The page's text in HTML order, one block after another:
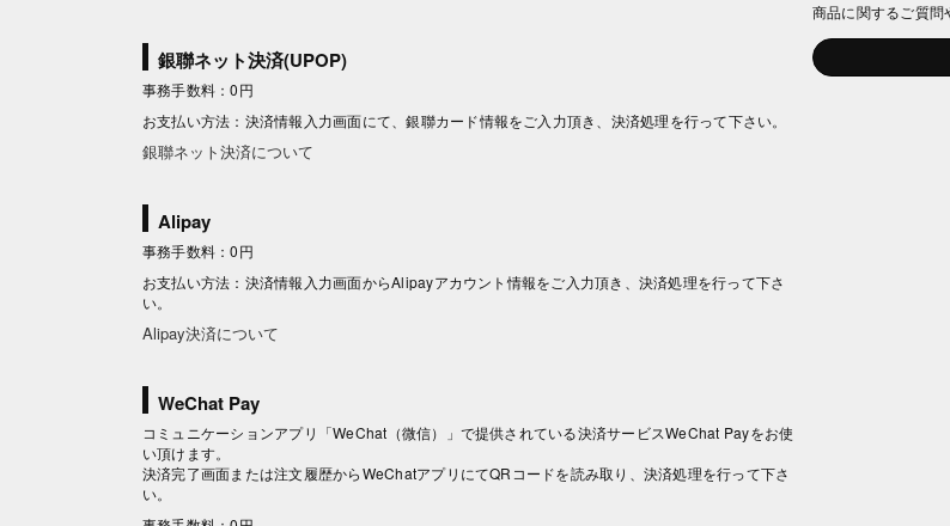
銀聯ネット決済(UPOP)
事務手数料：0円
お支払い方法：決済情報入力画面にて、銀聯カード情報をご入力頂き、決済処理を行って下さい。
銀聯ネット決済について
Alipay
事務手数料：0円
お支払い方法：決済情報入力画面からAlipayアカウント情報をご入力頂き、決済処理を行って下さ
い。
Alipay決済について
WeChat Pay
コミュニケーションアプリ「WeChat（微信）」で提供されている決済サービスWeChat Payをお使
い頂けます。
決済完了画面または注文履歴からWeChatアプリにてQRコードを読み取り、決済処理を行って下さ
い。
商品に関するご質問